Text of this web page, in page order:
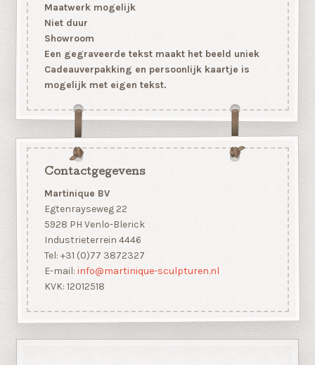
Maatwerk mogelijk
Niet duur
Showroom
Een gegraveerde tekst maakt het beeld uniek
Cadeauverpakking en persoonlijk kaartje is
mogelijk met eigen tekst.
Contactgegevens
Martinique BV
Egtenrayseweg 22
5928 PH Venlo-Blerick
Industrieterrein 4446
Tel: +31 (0)77 3872327
E-mail: info@martinique-sculpturen.nl
KVK: 12012518